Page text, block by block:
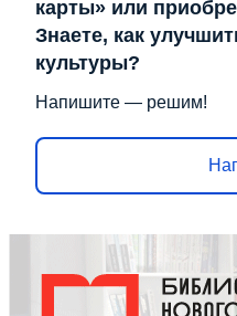
карты» или
Знаете, как
культуры?
Напишите — решим!